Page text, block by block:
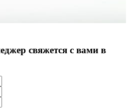
свяжется с вами в